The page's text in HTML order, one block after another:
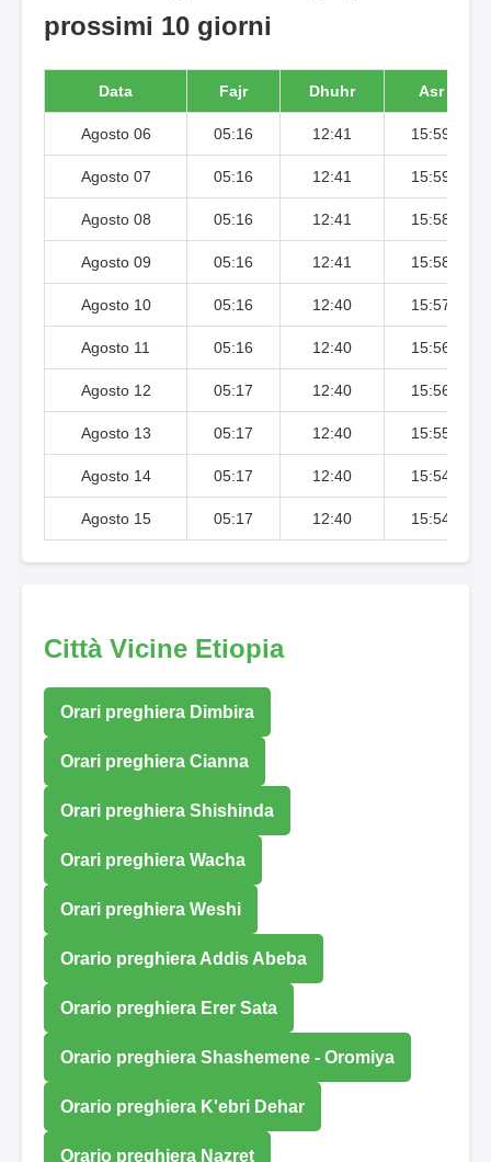
prossimi 10 giorni
Data Fajr Dhuhr Asr
Agosto 06 05:16 12:41 15:59
Agosto 07 05:16 12:41 15:59
Agosto 08 05:16 12:41 15:58
Agosto 09 05:16 12:41 15:58
Agosto 10 05:16 12:40 15:57
Agosto 11 05:16 12:40 15:56
Agosto 12 05:17 12:40 15:56
Agosto 13 05:17 12:40 15:55
Agosto 14 05:17 12:40 15:54
Agosto 15 05:17 12:40 15:54
Città Vicine Etiopia
Orari preghiera Dimbira
Orari preghiera Cianna
Orari preghiera Shishinda
Orari preghiera Wacha
Orari preghiera Weshi
Orario preghiera Addis Abeba
Orario preghiera Erer Sata
Orario preghiera Shashemene - Oromiya
Orario preghiera K'ebri Dehar
Orario preghiera Nazret